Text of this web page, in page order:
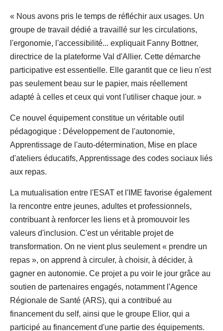
« Nous avons pris le temps de réfléchir aux usages. Un
groupe de travail dédié a travaillé sur les circulations,
l'ergonomie, l'accessibilité... expliquait Fanny Bottner,
directrice de la plateforme Val d'Allier. Cette démarche
participative est essentielle. Elle garantit que ce lieu n'est
pas seulement beau sur le papier, mais réellement
adapté à celles et ceux qui vont l'utiliser chaque jour. »
Ce nouvel équipement constitue un véritable outil
pédagogique : Développement de l'autonomie,
Apprentissage de l'auto-détermination, Mise en place
d'ateliers éducatifs, Apprentissage des codes sociaux liés
aux repas.
La mutualisation entre l'ESAT et l'IME favorise également
la rencontre entre jeunes, adultes et professionnels,
contribuant à renforcer les liens et à promouvoir les
valeurs d'inclusion. C'est un véritable projet de
transformation. On ne vient plus seulement « prendre un
repas », on apprend à circuler, à choisir, à décider, à
gagner en autonomie. Ce projet a pu voir le jour grâce au
soutien de partenaires engagés, notamment l'Agence
Régionale de Santé (ARS), qui a contribué au
financement du self, ainsi que le groupe Elior, qui a
participé au financement d'une partie des équipements.